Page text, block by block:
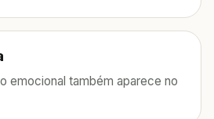
emocional também aparece no